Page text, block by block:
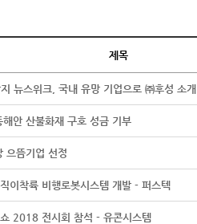
제목
뉴스위크, 국내 유망 기업으로 ㈜후성 소개
안 산불화재 구호 성금 기부
으뜸기업 선정
이착륙 비행로봇시스템 개발 - 퍼스텍
2018 전시회 참석 - 유콘시스템